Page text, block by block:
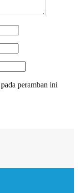
peramban ini